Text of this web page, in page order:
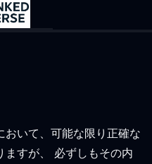
おいて、可能な限り正確な
ますが、 必ずしもその内